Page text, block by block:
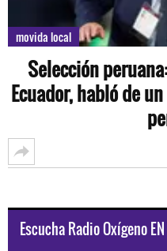
movida local
Selección
Ecuador, habló de
Escucha Radio Oxígeno